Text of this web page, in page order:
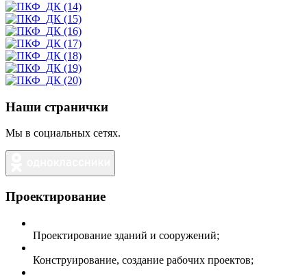
Наши странички
Мы в социальных сетях.
Проектирование
Проектирование зданий и сооружений;
Конструирование, создание рабочих проектов;